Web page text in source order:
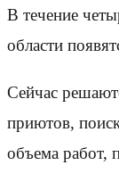
В течение
области
Сейчас
приютов,
объема работ,